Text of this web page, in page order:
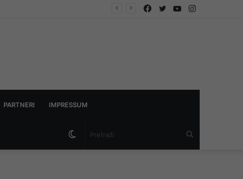
Instagram
YouTube
Twitter
Facebook
PARTNERI IMPRESSUM
Switch